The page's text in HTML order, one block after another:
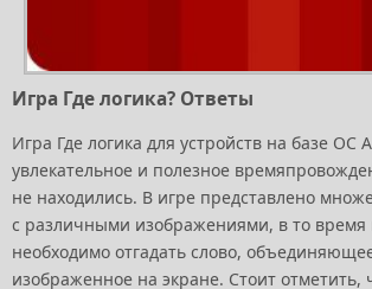
Игра Где логика? Ответы
Игра Где логика для устройств на базе ОС
увлекательное и полезное
не находились. В игре представлено
с различными изображениями, в то время
необходимо отгадать слово,
изображенное на экране. Стоит отметить,